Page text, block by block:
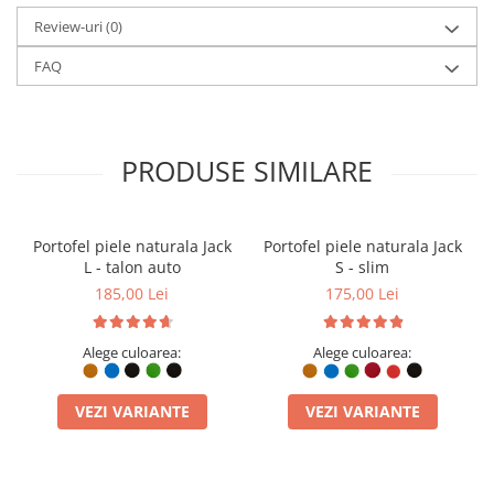
Șterge portofelul cu o lavetă moale și uscată și ferește-l de
umezeală prelungită. Pielea naturală capătă în timp o patină care
îi dă caracter.
Review-uri(0)
FAQ
PRODUSE SIMILARE
Portofel piele naturala Jack
L - talon auto
185,00 Lei
Alege culoarea:
VEZI VARIANTE
Portofel piele naturala Jack
S - slim
175,00 Lei
Alege culoarea:
VEZI VARIANTE